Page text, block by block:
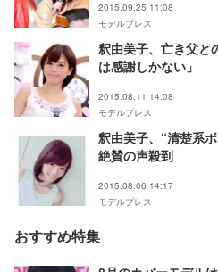
2015.09.25 11:08
モデルプレス
釈由美子、亡き父
は感謝しかない」
2015.08.11 14:08
モデルプレス
釈由美子、“清楚系
絶賛の声殺到
2015.08.06 14:17
モデルプレス
おすすめ特集